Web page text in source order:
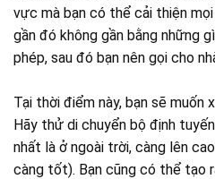
vực mà bạn có thể cải thiện
gần đó không gần bằng những
phép, sau đó bạn nên gọi cho
Tại thời điểm này, bạn sẽ muốn
Hãy thử di chuyển bộ định
nhất là ở ngoài trời, càng lên
càng tốt). Bạn cũng có thể tạo